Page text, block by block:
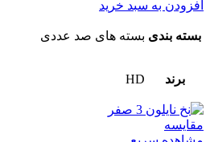
افزودن به سبد خرید
بسته بندی بسته های صد عددی
برند HD
مقایسه